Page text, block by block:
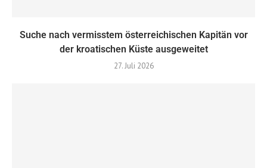
Suche nach vermisstem österreichischen Kapitän vor
der kroatischen Küste ausgeweitet
27. Juli 2026